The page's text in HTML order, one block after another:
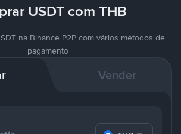
USDT com THB
na Binance P2P com vários métodos de
pagamento
Vender